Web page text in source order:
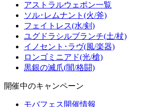
アストラルウェポン一覧
ソル･レムナント(火/斧)
フェイトレス(水/剣)
ユグドラシルブランチ(土/杖)
イノセント･ラヴ(風/楽器)
ロンゴミニアド(光/槍)
黒銀の滅爪(闇/格闘)
開催中のキャンペーン
モバフェス開催情報